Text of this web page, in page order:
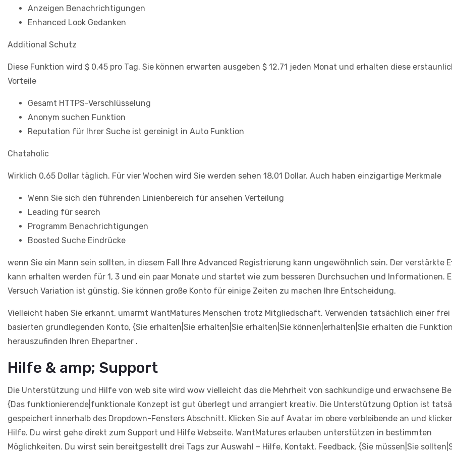
Anzeigen Benachrichtigungen
Enhanced Look Gedanken
Additional Schutz
Diese Funktion wird $ 0,45 pro Tag. Sie können erwarten ausgeben $ 12,71 jeden Monat und erhalten diese
Vorteile
Gesamt HTTPS-Verschlüsselung
Anonym suchen Funktion
Reputation für Ihrer Suche ist gereinigt in Auto Funktion
Chataholic
Wirklich 0,65 Dollar täglich. Für vier Wochen wird Sie werden sehen 18,01 Dollar. Auch haben einzigartige Merkmale
Wenn Sie sich den führenden Linienbereich für ansehen Verteilung
Leading für search
Programm Benachrichtigungen
Boosted Suche Eindrücke
wenn Sie ein Mann sein sollten, in diesem Fall Ihre Advanced Registrierung kann ungewöhnlich sein. Der verstärkte
kann erhalten werden für 1, 3 und ein paar Monate und startet wie zum besseren Durchsuchen und Informationen.
Versuch Variation ist günstig. Sie können große Konto für einige Zeiten zu machen Ihre Entscheidung.
Vielleicht haben Sie erkannt, umarmt WantMatures Menschen trotz Mitgliedschaft. Verwenden tatsächlich einer frei
basierten grundlegenden Konto, {Sie erhalten|Sie erhalten|Sie erhalten|Sie können|erhalten|Sie erhalten die
herauszufinden Ihren Ehepartner .
Hilfe & amp; Support
Die Unterstützung und Hilfe von web site wird wow vielleicht das die Mehrheit von sachkundige und erwachsene
{Das funktionierende|funktionale Konzept ist gut überlegt und arrangiert kreativ. Die Unterstützung Option ist
gespeichert innerhalb des Dropdown-Fensters Abschnitt. Klicken Sie auf Avatar im obere verbleibende an und
Hilfe. Du wirst gehe direkt zum Support und Hilfe Webseite. WantMatures erlauben unterstützen in bestimmten
Möglichkeiten. Du wirst sein bereitgestellt drei Tags zur Auswahl – Hilfe, Kontakt, Feedback. {Sie müssen|Sie